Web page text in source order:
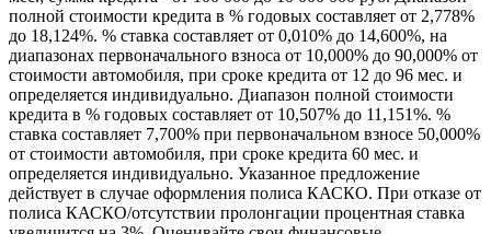
полной стоимости кредита в % годовых составляет от 2,778%
до 18,124%. % ставка составляет от 0,010% до 14,600%, на
диапазонах первоначального взноса от 10,000% до 90,000% от
стоимости автомобиля, при сроке кредита от 12 до 96 мес. и
определяется индивидуально. Диапазон полной стоимости
кредита в % годовых составляет от 10,507% до 11,151%. %
ставка составляет 7,700% при первоначальном взносе 50,000%
от стоимости автомобиля, при сроке кредита 60 мес. и
определяется индивидуально. Указанное предложение
действует в случае оформления полиса КАСКО. При отказе от
полиса КАСКО/отсутствии пролонгации процентная ставка